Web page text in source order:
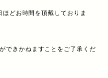
どお時間を頂戴しておりま
できかねますことをご了承くだ